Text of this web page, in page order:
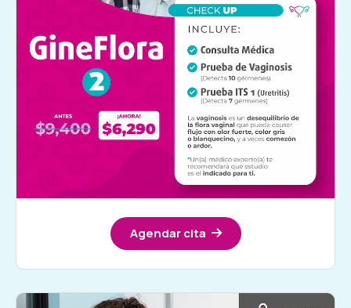
Agendar cita